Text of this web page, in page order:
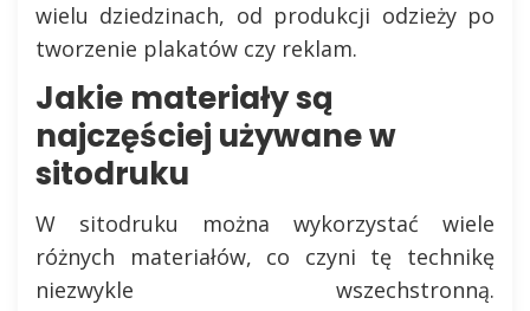
wielu dziedzinach, od produkcji odzieży po
tworzenie plakatów czy reklam.
Jakie materiały są
najczęściej używane w
sitodruku
W sitodruku można wykorzystać wiele
różnych materiałów, co czyni tę technikę
niezwykle wszechstronną.